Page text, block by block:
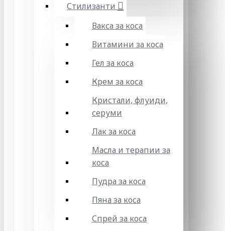
Стилизанти
Вакса за коса
Витамини за коса
Гел за коса
Крем за коса
Кристали, флуиди,
серуми
Лак за коса
Масла и терапии за
коса
Пудра за коса
Пяна за коса
Спрей за коса